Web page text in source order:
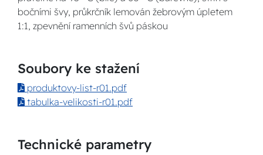
bočními švy, průkrčník lemován žebrovým úpletem
1:1, zpevnění ramenních švů páskou
Soubory ke stažení
produktovy-list-r01.pdf
tabulka-velikosti-r01.pdf
Technické parametry